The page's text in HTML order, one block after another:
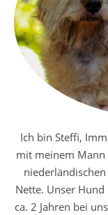
Ich bin Steffi,
mit meinem
Nette. Unser
ca. 2 Jahren bei